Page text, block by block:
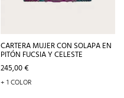
CARTERA MUJER CON SOLAPA EN
PITÓN FUCSIA Y CELESTE
Precio
245,00 €
+ 1 COLOR